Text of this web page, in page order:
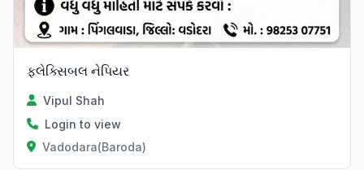
ફ્લેક્સિબલ નેપિયર
Vipul Shah
Login to view
Vadodara(Baroda)